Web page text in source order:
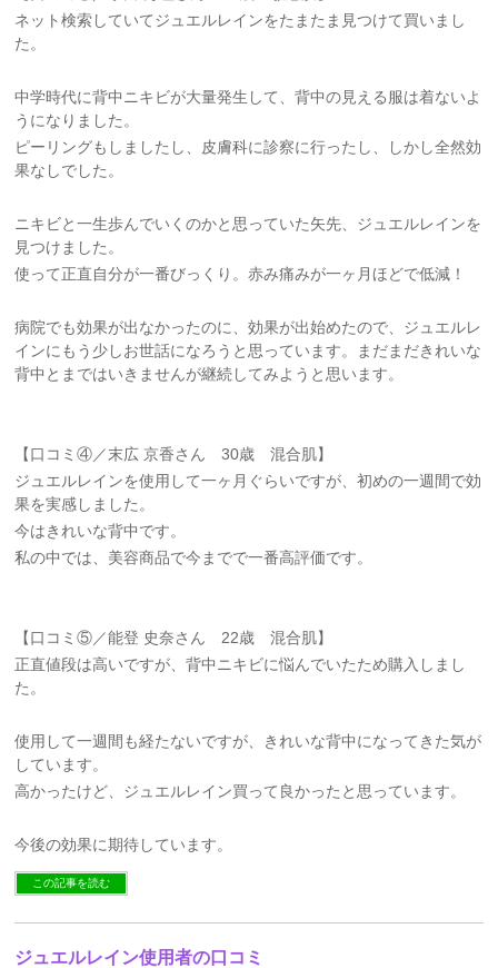
ネット検索していてジュエルレインをたまたま見つけて買いまし
た。
中学時代に背中ニキビが大量発生して、背中の見える服は着ないよ
うになりました。
ピーリングもしましたし、皮膚科に診察に行ったし、しかし全然効
果なしでした。
ニキビと一生歩んでいくのかと思っていた矢先、ジュエルレインを
見つけました。
使って正直自分が一番びっくり。赤み痛みが一ヶ月ほどで低減！
病院でも効果が出なかったのに、効果が出始めたので、ジュエルレ
インにもう少しお世話になろうと思っています。まだまだきれいな
背中とまではいきませんが継続してみようと思います。
【口コミ④／末広 京香さん 30歳 混合肌】
ジュエルレインを使用して一ヶ月ぐらいですが、初めの一週間で効
果を実感しました。
今はきれいな背中です。
私の中では、美容商品で今までで一番高評価です。
【口コミ⑤／能登 史奈さん 22歳 混合肌】
正直値段は高いですが、背中ニキビに悩んでいたため購入しまし
た。
使用して一週間も経たないですが、きれいな背中になってきた気が
しています。
高かったけど、ジュエルレイン買って良かったと思っています。
今後の効果に期待しています。
この記事を読む
ジュエルレイン使用者の口コミ